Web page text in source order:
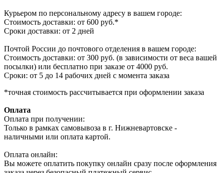
Курьером по персональному адресу в вашем городе:
Стоимость доставки: от 600 руб.*
Сроки доставки: от 2 дней
Почтой России до почтового отделения в вашем городе:
Стоимость доставки: от 300 руб. (в зависимости от веса вашей
посылки) или бесплатно при заказе от 4000 руб.
Сроки: от 5 до 14 рабочих дней с момента заказа
*точная стоимость рассчитывается при оформлении заказа
Оплата
Оплата при получении:
Только в рамках самовывоза в г. Нижневартовске -
наличными или оплата картой.
Оплата онлайн:
Вы можете оплатить покупку онлайн сразу после оформления